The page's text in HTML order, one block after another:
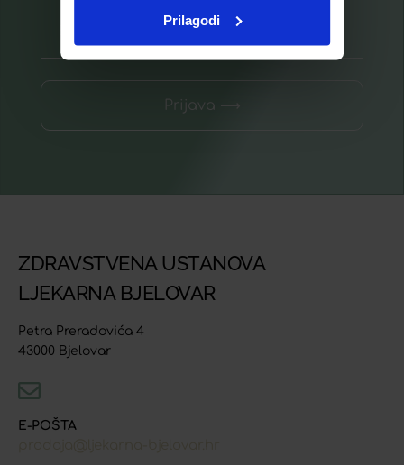
Prilagodi
Prijava ⟶
ZDRAVSTVENA USTANOVA
LJEKARNA BJELOVAR
Petra Preradovića 4
43000 Bjelovar
E-POŠTA